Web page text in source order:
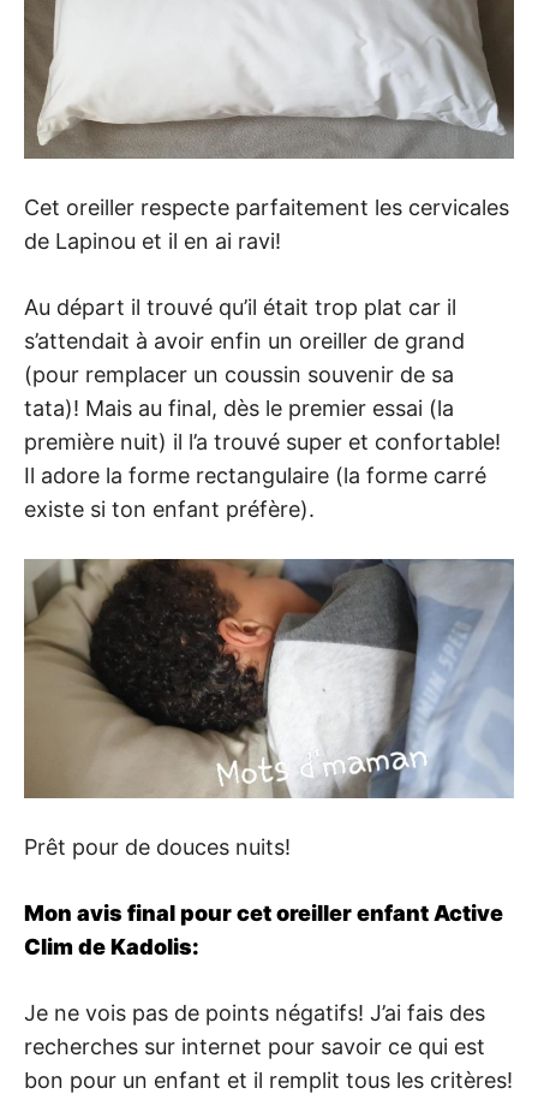
Cet oreiller respecte parfaitement les cervicales
de Lapinou et il en ai ravi!
Au départ il trouvé qu’il était trop plat car il
s’attendait à avoir enfin un oreiller de grand
(pour remplacer un coussin souvenir de sa
tata)! Mais au final, dès le premier essai (la
première nuit) il l’a trouvé super et confortable!
Il adore la forme rectangulaire (la forme carré
existe si ton enfant préfère).
Prêt pour de douces nuits!
Mon avis final pour cet oreiller enfant Active
Clim de Kadolis:
Je ne vois pas de points négatifs! J’ai fais des
recherches sur internet pour savoir ce qui est
bon pour un enfant et il remplit tous les critères!